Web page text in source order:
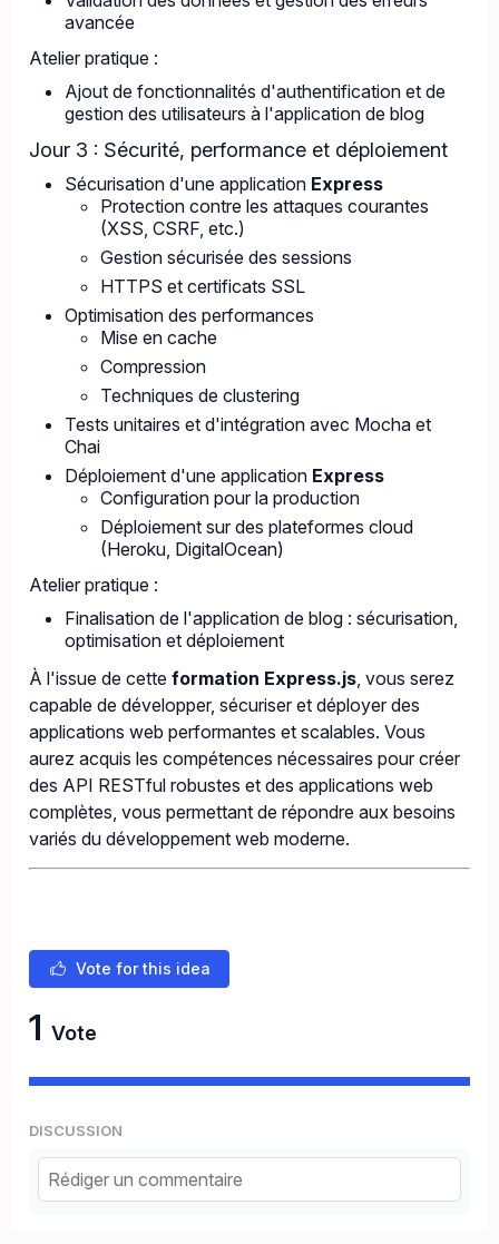
avancée
Atelier pratique :
Ajout de fonctionnalités d'authentification et de
gestion des utilisateurs à l'application de blog
Jour 3 : Sécurité, performance et déploiement
Sécurisation d'une application Express
Protection contre les attaques courantes
(XSS, CSRF, etc.)
Gestion sécurisée des sessions
HTTPS et certificats SSL
Optimisation des performances
Mise en cache
Compression
Techniques de clustering
Tests unitaires et d'intégration avec Mocha et
Chai
Déploiement d'une application Express
Configuration pour la production
Déploiement sur des plateformes cloud
(Heroku, DigitalOcean)
Atelier pratique :
Finalisation de l'application de blog : sécurisation,
optimisation et déploiement
À l'issue de cette formation Express.js, vous serez
capable de développer, sécuriser et déployer des
applications web performantes et scalables. Vous
aurez acquis les compétences nécessaires pour créer
des API RESTful robustes et des applications web
complètes, vous permettant de répondre aux besoins
variés du développement web moderne.
Vote for this idea
1 Vote
DISCUSSION